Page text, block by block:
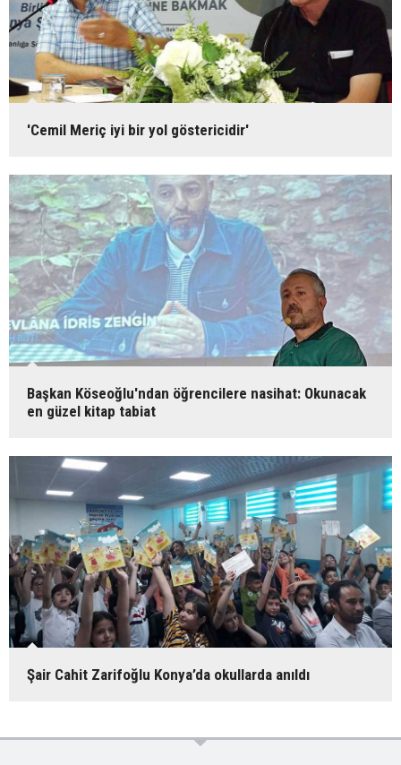
'Cemil Meriç iyi bir yol göstericidir'
Başkan Köseoğlu'ndan öğrencilere nasihat: Okunacak
en güzel kitap tabiat
Şair Cahit Zarifoğlu Konya’da okullarda anıldı